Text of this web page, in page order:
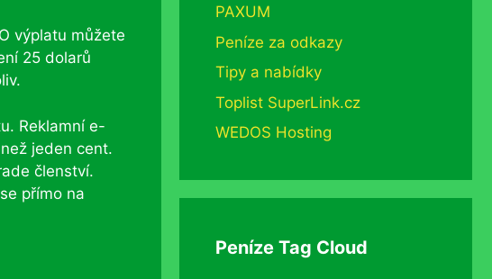
výplatu můžete
25 dolarů
Reklamní e-
jeden cent.
členství.
přímo na
PAXUM
Peníze za odkazy
Tipy a nabídky
Toplist SuperLink.cz
WEDOS Hosting
Peníze Tag Cloud